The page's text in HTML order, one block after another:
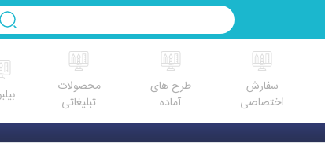
سفارش
اختصاصی
طرح های
آماده
محصولات
تبلیغاتی